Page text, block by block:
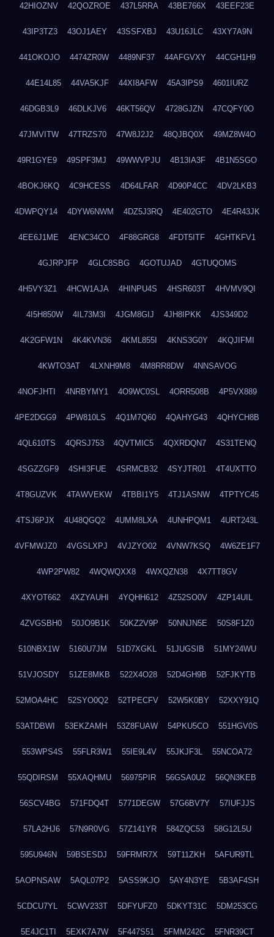
42HIOZNV 42QOZROE 437L5RRA 43BE766X 43EEF23E
43IP3TZ3 43OJ1AEY 43SSFXBJ 43U16JLC 43XY7A9N
441OKOJO 4474ZR0W 4489NF37 44AFGVXY 44CGH1H9
44E14L85 44VA5KJF 44XI8AFW 45A3IPS9 4601IURZ
46DGB3L9 46DLKJV6 46KT56QV 4728GJZN 47CQFY0O
47JMVITW 47TRZS70 47W8J2J2 48QJBQ0X 49MZ8W4O
49R1GYE9 49SPF3MJ 49WWVPJU 4B13IA3F 4B1N5SGO
4BOKJ6KQ 4C9HCESS 4D64LFAR 4D90P4CC 4DV2LKB3
4DWPQY14 4DYW6NWM 4DZ5J3RQ 4E402GTO 4E4R43JK
4EE6J1ME 4ENC34CO 4F88GRG8 4FDT5ITF 4GHTKFV1
4GJRPJFP 4GLC8SBG 4GOTUJAD 4GTUQOMS
4H5VY3Z1 4HCW1AJA 4HINPU4S 4HSR603T 4HVMV9QI
4I5H850W 4IL73M3I 4JGM8GIJ 4JH8IPKK 4JS349D2
4K2GFW1N 4K4KVN36 4KML855I 4KNS3G0Y 4KQJIFMI
4KWTO3AT 4LXNH9M8 4M8RR8DW 4NNSAVOG
4NOFJHTI 4NRBYMY1 4O9WC0SL 4ORR508B 4P5VX889
4PE2DGG9 4PW810LS 4Q1M7Q60 4QAHYG43 4QHYCH8B
4QL610TS 4QRSJ753 4QVTMIC5 4QXRDQN7 4S31TENQ
4SGZZGF9 4SHI3FUE 4SRMCB32 4SYJTR01 4T4UXTTO
4T8GUZVK 4TAWVEKW 4TBBI1Y5 4TJ1ASNW 4TPTYC45
4TSJ6PJX 4U48QGQ2 4UMM8LXA 4UNHPQM1 4URT243L
4VFMWJZ0 4VGSLXPJ 4VJZYO02 4VNW7KSQ 4W6ZE1F7
4WP2PW82 4WQWQXX8 4WXQZN38 4X7TT8GV
4XYOT662 4XZYAUHI 4YQHH612 4Z52SO0V 4ZP14UIL
4ZVGSBH0 50JO9B1K 50KZ2V9P 50NNJN5E 50S8F1Z0
510NBX1W 5160U7JM 51D7XGKL 51JUGSIB 51MY24WU
51VJOSDY 51ZE8MKB 522X4O28 52D4GH9B 52FJKYTB
52MOA4HC 52SYO0Q2 52TPECFV 52W5K0BY 52XXY91Q
53ATDBWI 53EKZAMH 53Z8FUAW 54PKU5CO 551HGV0S
553WPS4S 55FLR3W1 55IE9L4V 55JKJF3L 55NCOA72
55QDIRSM 55XAQHMU 56975PIR 56GSA0U2 56QN3KEB
56SCV4BG 571FDQ4T 5771DEGW 57G6BV7Y 57IUFJJS
57LA2HJ6 57N9R0VG 57Z141YR 584ZQC53 58G12L5U
595U946N 59BSESDJ 59FRMR7X 59T11ZKH 5AFUR9TL
5AOPNSAW 5AQL07P2 5ASS9KJO 5AY4N3YE 5B3AF4SH
5CDCU7YL 5CWV233T 5DFYUFZ0 5DKYT31C 5DM253CG
5E4JC1TI 5EXK7A7W 5F447S51 5FMM242C 5FNR39CT